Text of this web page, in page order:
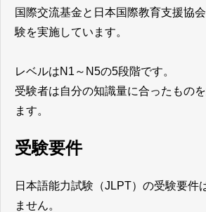
国際交流基金と日本国際教育支援協
験を実施しています。
レベルはN1～N5の5段階です。
受験者は自分の知識量に合ったもの
ます。
受験要件
日本語能力試験（JLPT）の受験要件
ません。